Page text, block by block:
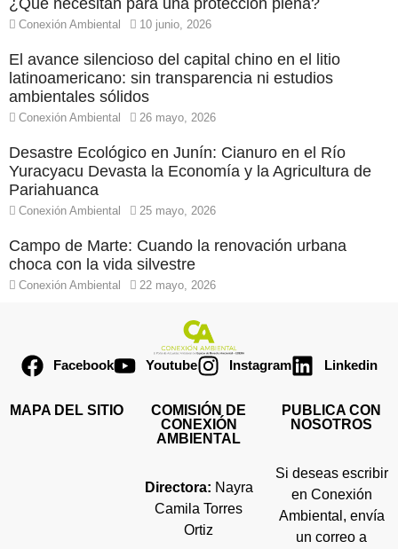
Conexión Ambiental 10 junio, 2026
El avance silencioso del capital chino en el litio
latinoamericano: sin transparencia ni estudios
ambientales sólidos
Conexión Ambiental 26 mayo, 2026
Desastre Ecológico en Junín: Cianuro en el Río
Yuracyacu Devasta la Economía y la Agricultura de
Pariahuanca
Conexión Ambiental 25 mayo, 2026
Campo de Marte: Cuando la renovación urbana
choca con la vida silvestre
Conexión Ambiental 22 mayo, 2026
Facebook Youtube Instagram Linkedin
MAPA DEL SITIO
COMISIÓN DE
CONEXIÓN
AMBIENTAL
Directora: Nayra
Camila Torres
Ortiz
PUBLICA CON
NOSOTROS
Si deseas escribir
en Conexión
Ambiental, envía
un correo a